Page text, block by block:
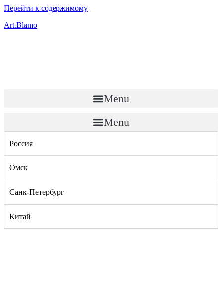
Перейти к содержимому
Art.Blamo
Menu
Menu
Россия
Омск
Санк-Петербург
Китай